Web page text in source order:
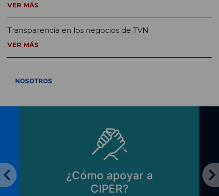
VER MÁS
Transparencia en los negocios de TVN
VER MÁS
NOSOTROS
¿Cómo apoyar a
CIPER?